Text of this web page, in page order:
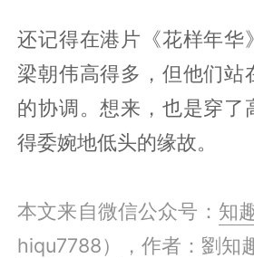
还记得在港片《花样年华
梁朝伟高得多，但他们站
的协调。想来，也是穿了
得委婉地低头的缘故。
本文来自微信公众号： 知
hiqu7788）
，作者：劉知